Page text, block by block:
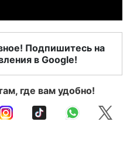
Подпишитесь на
в Google!
где вам удобно!